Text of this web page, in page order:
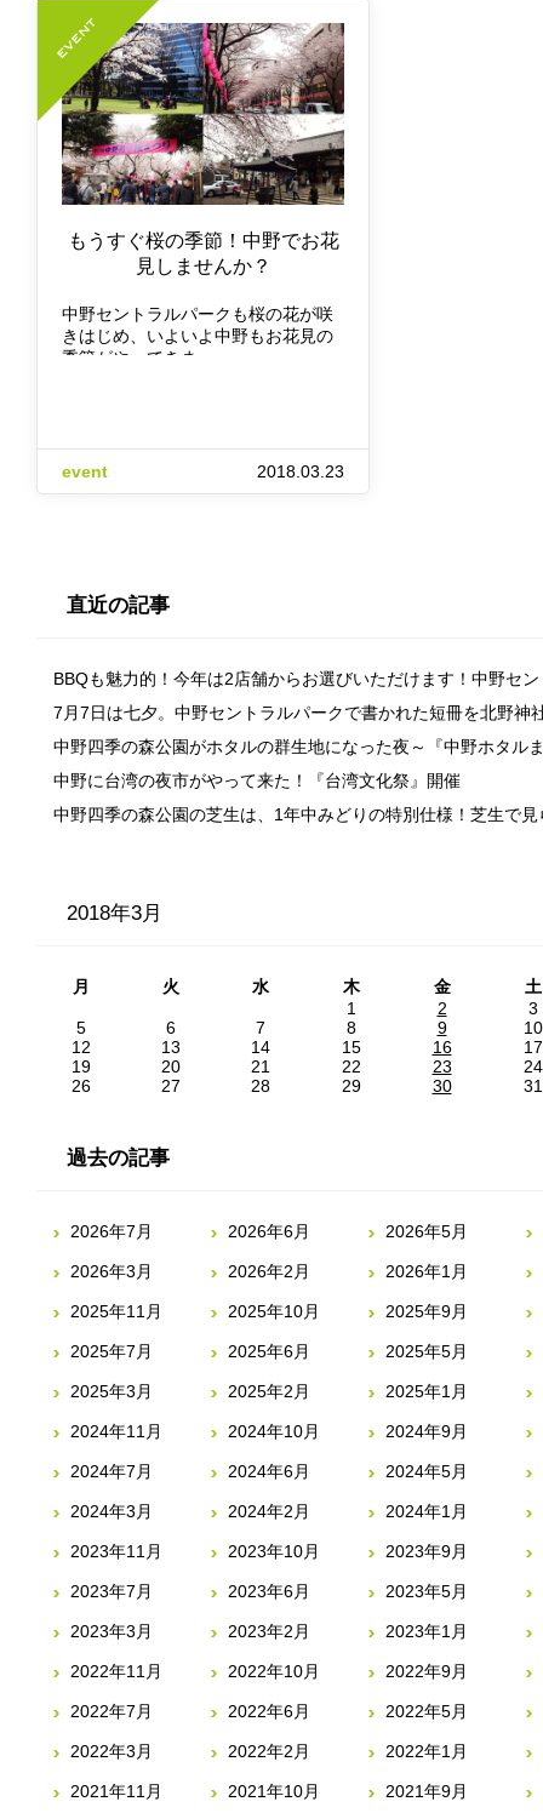
もうすぐ桜の季節！中野でお花
見しませんか？
中野セントラルパークも桜の花が咲
きはじめ、いよいよ中野もお花見の
季節がやってきま…
event 2018.03.23
直近の記事
BBQも魅力的！今年は2店舗からお選びいただけます！中野セ
7月7日は七夕。中野セントラルパークで書かれた短冊を北野神
中野四季の森公園がホタルの群生地になった夜～『中野ホタル
中野に台湾の夜市がやって来た！『台湾文化祭』開催
中野四季の森公園の芝生は、1年中みどりの特別仕様！芝生で
2018年3月
月 火 水 木 金
土
1
2
3
5
6 7 8 9
10
12
13 14 15 16
17
19
20 21 22 23
24
26
27 28 29 30 31
過去の記事
2026年7月 2026年6月 2026年5月
2026年3月 2026年2月 2026年1月
2025年11月 2025年10月 2025年9月
2025年7月 2025年6月 2025年5月
2025年3月 2025年2月 2025年1月
2024年11月 2024年10月 2024年9月
2024年7月 2024年6月 2024年5月
2024年3月 2024年2月 2024年1月
2023年11月 2023年10月 2023年9月
2023年7月 2023年6月 2023年5月
2023年3月 2023年2月 2023年1月
2022年11月 2022年10月 2022年9月
2022年7月 2022年6月 2022年5月
2022年3月 2022年2月 2022年1月
2021年11月 2021年10月 2021年9月